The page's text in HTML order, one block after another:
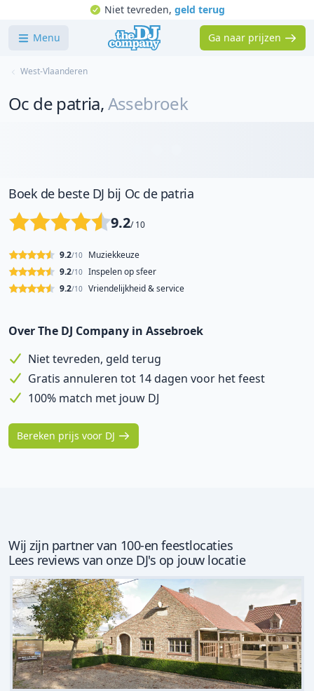
Niet tevreden, geld terug
Menu Ga naar prijzen
West-Vlaanderen
Oc de patria,Assebroek
Boek de beste DJ bij Oc de patria
9.2/ 10
Muziekkeuze
9.2/10
Inspelen op sfeer
9.2/10
Vriendelijkheid & service
9.2/10
Over The DJ Company in Assebroek
Niet tevreden, geld terug
Gratis annuleren tot 14 dagen voor het feest
100% match met jouw DJ
Bereken prijs voor DJ
Wij zijn partner van 100-en feestlocaties
Lees reviews van onze DJ's op jouw locatie